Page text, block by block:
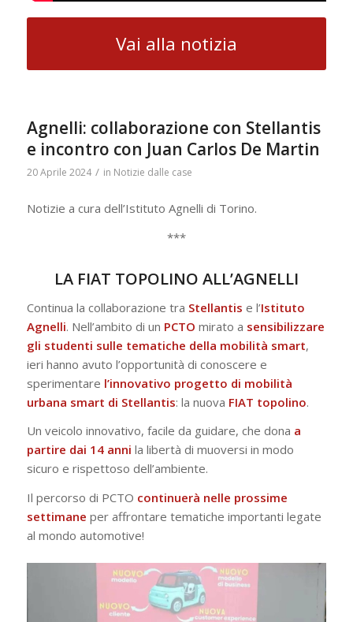
Vai alla notizia
Agnelli: collaborazione con Stellantis
e incontro con Juan Carlos De Martin
20 Aprile 2024 / in Notizie dalle case
Notizie a cura dell’Istituto Agnelli di Torino.
***
LA FIAT TOPOLINO ALL’AGNELLI
Continua la collaborazione tra Stellantis e l’Istituto
Agnelli. Nell’ambito di un PCTO mirato a sensibilizzare
gli studenti sulle tematiche della mobilità smart,
ieri hanno avuto l’opportunità di conoscere e
sperimentare l’innovativo progetto di mobilità
urbana smart di Stellantis: la nuova FIAT topolino.
Un veicolo innovativo, facile da guidare, che dona a
partire dai 14 anni la libertà di muoversi in modo
sicuro e rispettoso dell’ambiente.
Il percorso di PCTO continuerà nelle prossime
settimane per affrontare tematiche importanti legate
al mondo automotive!